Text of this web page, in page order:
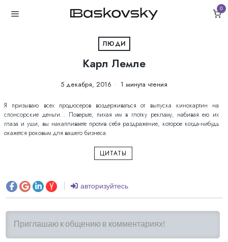
0
ЛЮДИ
Карл Лемле
5 декабря, 2016 1 минута чтения
Я призываю всех продюсеров воздерживаться от выпуска кинокартин на
спонсорские деньги… Поверьте, пихая им в глотку рекламу, набивая ею их
глаза и уши, вы накапливаете против себя раздражение, которое когда-нибудь
окажется роковым для вашего бизнеса.
ЦИТАТЫ
авторизуйтесь